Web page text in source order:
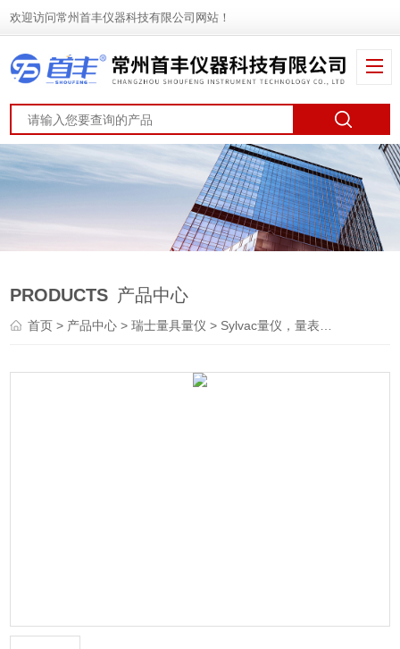
欢迎访问常州首丰仪器科技有限公司网站！
PRODUCTS 产品中心
首页> 产品中心 >瑞士量具量仪 > Sylvac量仪，量表> 瑞士Sylvac